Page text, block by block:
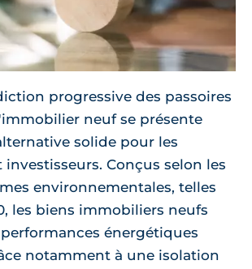
progressive des passoires
neuf se présente
solide pour les
investisseurs. Conçus selon les
environnementales, telles
les biens immobiliers neufs
énergétiques
notamment à une isolation